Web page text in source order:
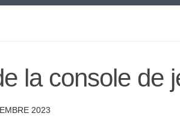
la console de
2023